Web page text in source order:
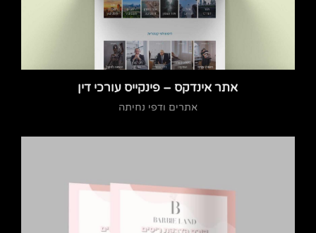
אתר אינדקס – פינקייס עורכי דין
אתרים ודפי נחיתה